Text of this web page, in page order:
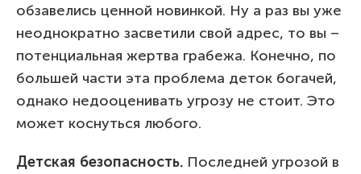
обзавелись ценной новинкой. Ну а раз вы уже
неоднократно засветили свой адрес, то вы –
потенциальная жертва грабежа. Конечно, по
большей части эта проблема деток богачей,
однако недооценивать угрозу не стоит. Это
может коснуться любого.
Детская безопасность. Последней угрозой в